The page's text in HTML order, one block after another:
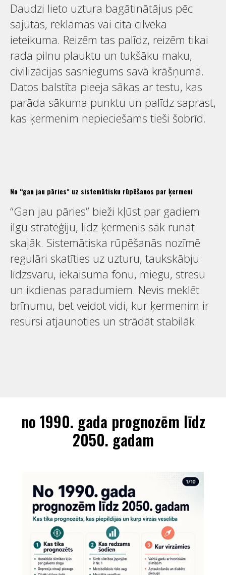
Daudzi lieto uztura bagātinātājus pēc
sajūtas, reklāmas vai cita cilvēka
ieteikuma. Reizēm tas palīdz, reizēm tikai
rada pilnu plauktu un tukšāku maku,
civilizācijas sasniegums savā krāšņumā.
Datos balstīta pieeja sākas ar testu, kas
parāda sākuma punktu un palīdz saprast,
kas ķermenim nepieciešams tieši šobrīd.
No “gan jau pāries” uz sistemātisku rūpēšanos par ķermeni
“Gan jau pāries” bieži kļūst par gadiem
ilgu stratēģiju, līdz ķermenis sāk runāt
skaļāk. Sistemātiska rūpēšanās nozīmē
regulāri skatīties uz uzturu, taukskābju
līdzsvaru, iekaisuma fonu, miegu, stresu
un ikdienas paradumiem. Nevis meklēt
brīnumu, bet veidot vidi, kur ķermenim ir
resursi atjaunoties un strādāt stabilāk.
no 1990. gada prognozēm līdz
2050. gadam